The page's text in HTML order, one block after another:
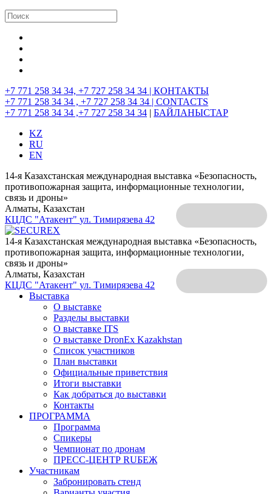
+7 771 258 34 34, +7 727 258 34 34 | КОНТАКТЫ
+7 771 258 34 34 , +7 727 258 34 34 | CONTACTS
+7 771 258 34 34 ,+7 727 258 34 34 | БАЙЛАНЫСТАР
KZ
RU
EN
14-я Казахстанская международная выставка «Безопасность,
противопожарная защита, информационные технологии,
связь и дроны»
Алматы, Казахстан
КЦДС "Атакент" ул. Тимирязева 42
14-я Казахстанская международная выставка «Безопасность,
противопожарная защита, информационные технологии,
связь и дроны»
Алматы, Казахстан
КЦДС "Атакент" ул. Тимирязева 42
Выставка
О выставке
Разделы выставки
О выставке ITS
О выставке DronEx Kazakhstan
Список участников
План выставки
Официальные приветствия
Итоги выставки
Как добраться до выставки
Контакты
ПРОГРАММА
Программа
Спикеры
Чемпионат по дронам
ПРЕСС-ЦЕНТР RUБЕЖ
Участникам
Забронировать стенд